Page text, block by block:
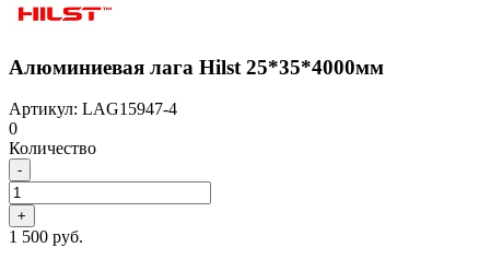
Алюминиевая лага Hilst 25*35*4000мм
Артикул: LAG15947-4
0
Количество
-
+
1 500 руб.